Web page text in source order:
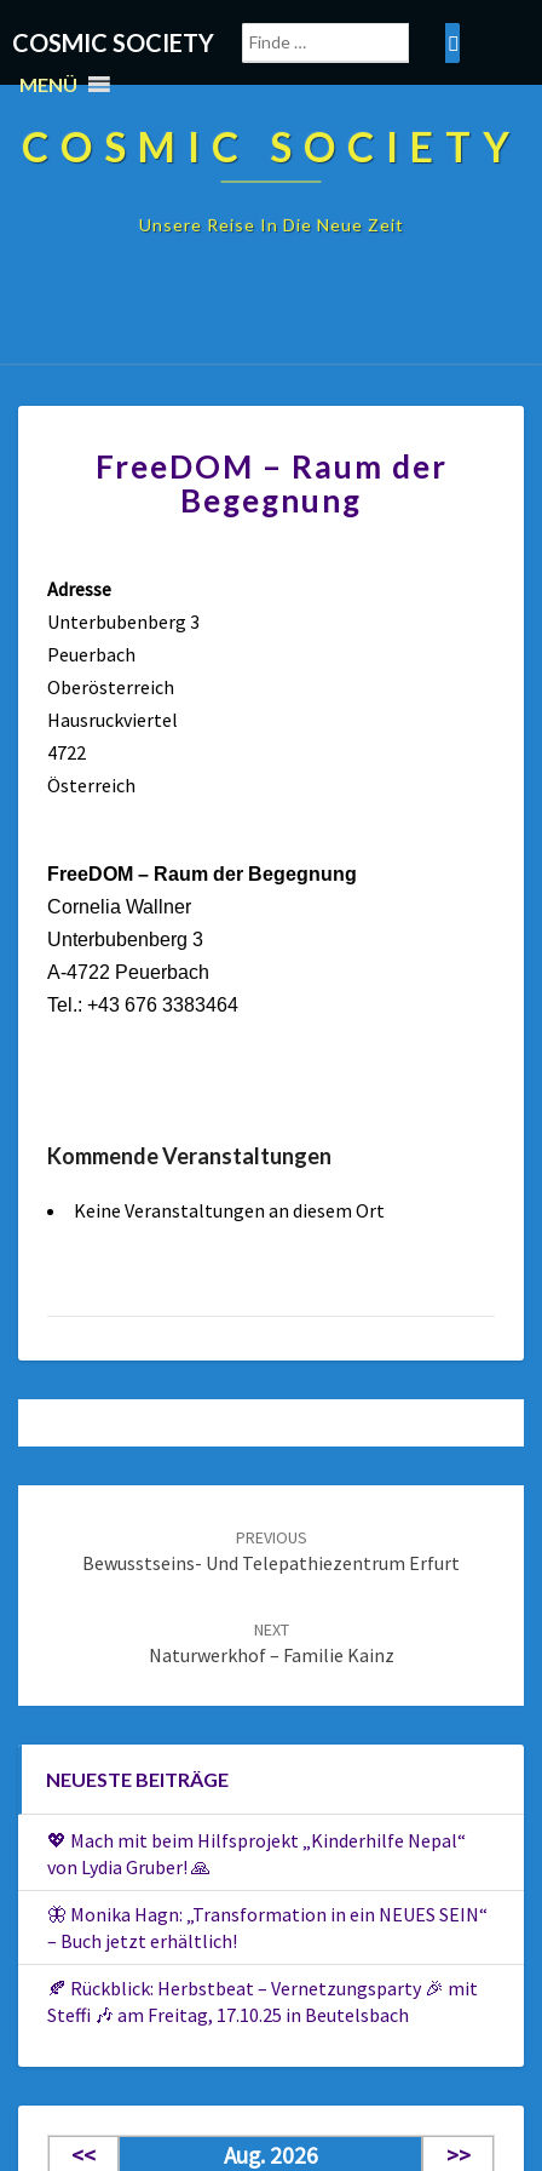
COSMIC SOCIETY
MENÜ
COSMIC SOCIETY
Unsere Reise In Die Neue Zeit
FreeDOM – Raum der
Begegnung
Adresse
Unterbubenberg 3
Peuerbach
Oberösterreich
Hausruckviertel
4722
Österreich
FreeDOM – Raum der Begegnung
Cornelia Wallner
Unterbubenberg 3
A-4722 Peuerbach
Tel.: +43 676 3383464
Kommende Veranstaltungen
Keine Veranstaltungen an diesem Ort
PREVIOUS
Bewusstseins- Und Telepathiezentrum Erfurt
NEXT
Naturwerkhof – Familie Kainz
NEUESTE BEITRÄGE
💖 Mach mit beim Hilfsprojekt „Kinderhilfe Nepal“
von Lydia Gruber! 🙏
🦋 Monika Hagn: „Transformation in ein NEUES SEIN“
– Buch jetzt erhältlich!
🍂 Rückblick: Herbstbeat – Vernetzungsparty 🎉 mit
Steffi 🎶 am Freitag, 17.10.25 in Beutelsbach
<< Aug. 2026 >>